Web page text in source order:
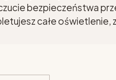
bezpieczeństwa
całe oświetlenie,